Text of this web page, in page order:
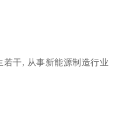
若干, 从事新能源制造行业